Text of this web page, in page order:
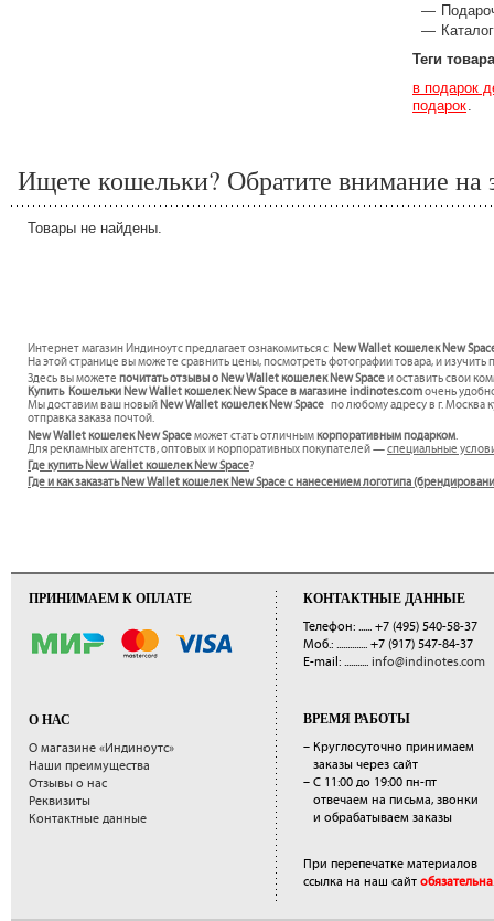
Теги товара
в подарок
подарок
Ищете кошельки? Обратите внимание на
Товары не найдены.
Интернет магазин Индиноутс предлагает ознакомиться с New Wallet кошелек New
На этой странице вы можете сравнить цены, посмотреть фотографии товара, и
Здесь вы можете почитать отзывы о New Wallet кошелек New Spaceи оставить свои
Купить Кошельки New Wallet кошелек New Space в магазине indinotes.comочень
Мы доставим ваш новый New Wallet кошелек New Space по любому адресу в г. Москва
отправка заказа почтой.
New Wallet кошелек New Spaceможет стать отличнымкорпоративным подарком.
Для рекламных агентств, оптовых и корпоративных покупателей —специальные
Где купить New Wallet кошелек New Space?
Где и как заказать New Wallet кошелек New Space с нанесением логотипа
ПРИНИМАЕМ К ОПЛАТЕ
О НАС
О магазине «Индиноутс»
Наши преимущества
Отзывы о нас
Реквизиты
Контактные данные
КОНТАКТНЫЕ ДАННЫЕ
Телефон: ...... +7 (495) 540-58-37
Моб.: .............. +7 (917) 547-84-37
E-mail: ........... info@indinotes.com
ВРЕМЯ РАБОТЫ
– Круглосуточно принимаем
заказы через сайт
– С 11:00 до 19:00 пн-пт
отвечаем на письма, звонки
и обрабатываем заказы
При перепечатке материалов
ссылка на наш сайт обязательна.